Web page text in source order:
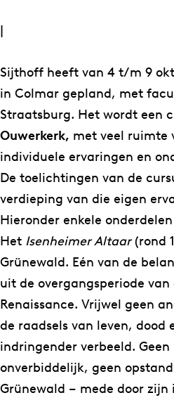
R
M
A
R
|
Sijthoff heeft van 4 t/m 9
in Colmar gepland, met
Straatsburg. Het wordt een
Ouwerkerk, met veel ruimte
individuele ervaringen en
De toelichtingen van de
verdieping van die eigen
Hieronder enkele
Het Isenheimer Altaar(rond
Grünewald. Eén van de
uit de overgangsperiode
Renaissance. Vrijwel geen
de raadsels van leven, dood
indringender verbeeld.
onverbiddelijk, geen
Grünewald – mede door